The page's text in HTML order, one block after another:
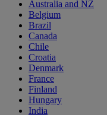
Australia and NZ
Belgium
Brazil
Canada
Chile
Croatia
Denmark
France
Finland
Hungary
India